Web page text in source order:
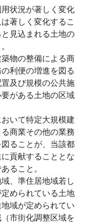
状況が著しく変化
著しく変化するこ
見込まれる土地の
物の整備による商
利便の増進を図る
及び規模の公共施
がある土地の区域
いて特定大規模建
商業その他の業務
ることが、当該都
貢献することとな
ること。
、準住居地域若し
められている土地
域が定められてい
市街化調整区域を